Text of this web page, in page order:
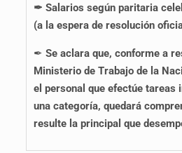
✒ Salarios según paritaria
(a la espera de resolución
✒ Se aclara que, conforme a
Ministerio de Trabajo de la
el personal que efectúe tareas
una categoría, quedará
resulte la principal que